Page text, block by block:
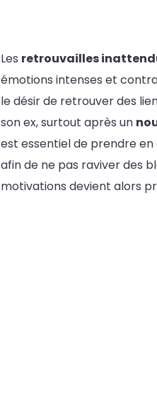
Les retrouvailles
émotions intenses et
le désir de retrouver des
son ex, surtout après un
est essentiel de prendre
afin de ne pas raviver des
motivations devient alors